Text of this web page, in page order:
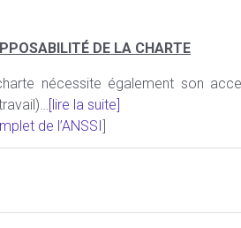
DE LA CHARTE
nécessite également son
[lire la suite]
de l’ANSSI]